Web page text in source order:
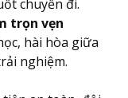
chuyến đi.
trọn vẹn
hài hòa giữa
nghiệm.